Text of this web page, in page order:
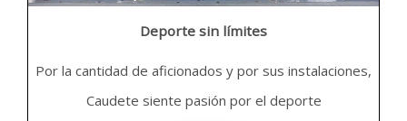
Deporte sin límites
Por la cantidad de aficionados y por sus instalaciones,
Caudete siente pasión por el deporte